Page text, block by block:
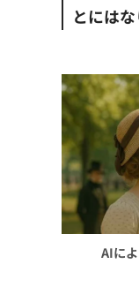
とにはな
AIに